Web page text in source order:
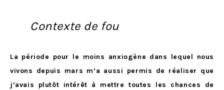
Contexte de fou
La période pour le moins anxiogène dans lequel nous
vivons depuis mars m’a aussi permis de réaliser que
j’avais plutôt intérêt à mettre toutes les chances de